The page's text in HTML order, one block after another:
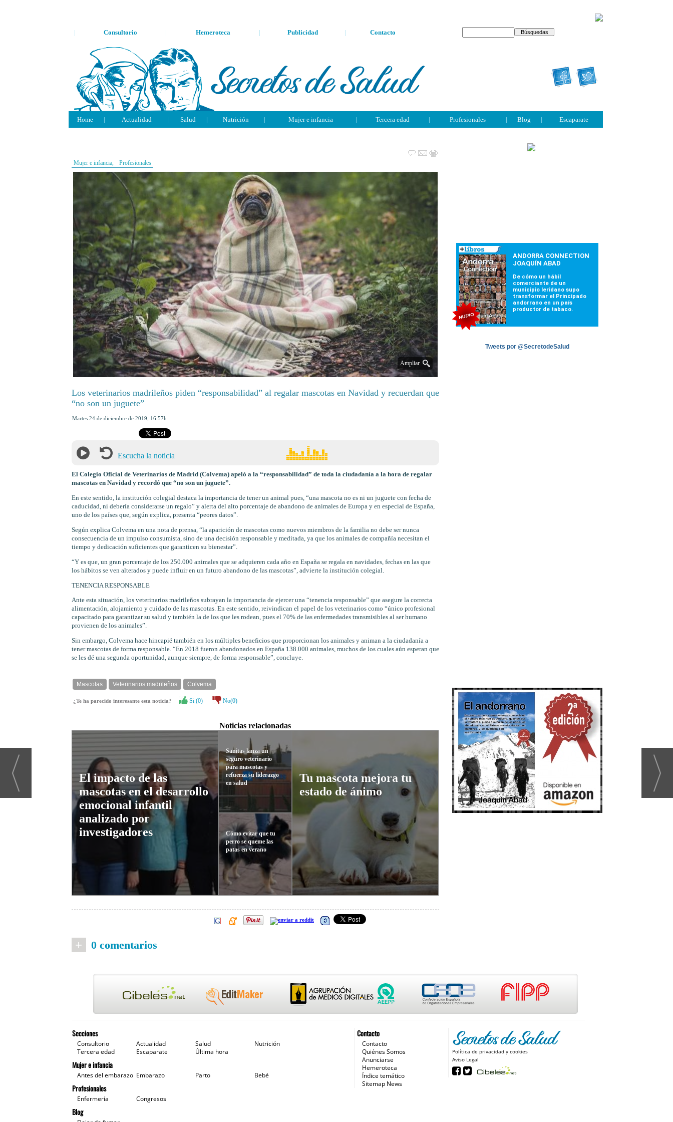
| Consultorio | Hemeroteca | Publicidad | Contacto
Home | Actualidad | Salud | Nutrición | Mujer e infancia | Tercera edad | Profesionales | Blog | Escaparate
Mujer e infancia, Profesionales
Ampliar
Los veterinarios madrileños piden “responsabilidad” al regalar mascotas en Navidad y recuerdan que
“no son un juguete”
martes 24 de diciembre de 2019 16:57h
Escucha la noticia
El Colegio Oficial de Veterinarios de Madrid (Colvema) apeló a la “responsabilidad” de toda la ciudadanía a la hora de regalar
mascotas en Navidad y recordó que “no son un juguete”.
En este sentido, la institución colegial destaca la importancia de tener un animal pues, “una mascota no es ni un juguete con fecha de
caducidad, ni debería considerarse un regalo” y alerta del alto porcentaje de abandono de animales de Europa y en especial de España,
uno de los países que, según explica, presenta “peores datos”.
Según explica Colvema en una nota de prensa, “la aparición de mascotas como nuevos miembros de la familia no debe ser nunca
consecuencia de un impulso consumista, sino de una decisión responsable y meditada, ya que los animales de compañía necesitan el
tiempo y dedicación suficientes que garanticen su bienestar”.
“Y es que, un gran porcentaje de los 250.000 animales que se adquieren cada año en España se regala en navidades, fechas en las que
los hábitos se ven alterados y puede influir en un futuro abandono de las mascotas”, advierte la institución colegial.
TENENCIA RESPONSABLE
Ante esta situación, los veterinarios madrileños subrayan la importancia de ejercer una “tenencia responsable” que asegure la correcta
alimentación, alojamiento y cuidado de las mascotas. En este sentido, reivindican el papel de los veterinarios como “único profesional
capacitado para garantizar su salud y también la de los que les rodean, pues el 70% de las enfermedades transmisibles al ser humano
provienen de los animales”.
Sin embargo, Colvema hace hincapié también en los múltiples beneficios que proporcionan los animales y animan a la ciudadanía a
tener mascotas de forma responsable. “En 2018 fueron abandonados en España 138.000 animales, muchos de los cuales aún esperan que
se les dé una segunda oportunidad, aunque siempre, de forma responsable”, concluye.
Mascotas Veterinarios madrileños Colvema
¿Te ha parecido interesante esta noticia? Si (0) No(0)
Noticias relacionadas
El impacto de las
mascotas en el desarrollo
emocional infantil
analizado por
investigadores
Sanitas lanza un
seguro veterinario
para mascotas y
refuerza su liderazgo
en salud
Cómo evitar que tu
perro se queme las
patas en verano
Tu mascota mejora tu
estado de ánimo
+ 0 comentarios
Tweets por @SecretodeSalud
Contacto
Contacto
Quiénes Somos
Anunciarse
Hemeroteca
Índice temático
Sitemap News
Política de privacidad y cookies
Aviso Legal
Secciones
Consultorio Actualidad Salud
Nutrición
Tercera edad
Escaparate Última hora
Mujer e infancia
Antes del embarazo Embarazo Parto Bebé
Profesionales
Enfermería Congresos
Blog